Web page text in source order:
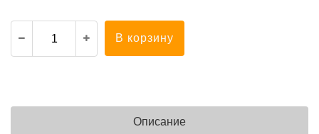
В корзину
Описание